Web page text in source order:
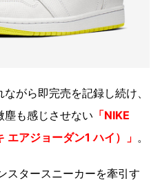
がら即完売を記録し続け、
塵も感じさせない 「NIKE
アジョーダン1 ハイ）」 。
スタースニーカーを牽引す